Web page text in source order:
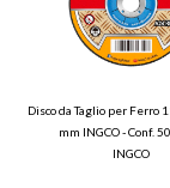
Disco da Taglio per Ferro
mm INGCO - Conf.
INGCO